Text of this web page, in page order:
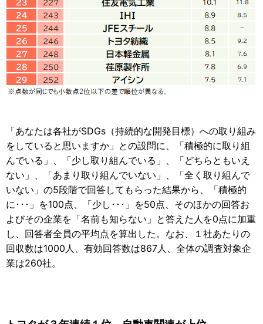
「あなたは各社がSDGs（持続的な開発目標）への取り組み
をしていると思いますか」との設問に、「積極的に取り組
んでいる」、「少し取り組んでいる」、「どちらともいえ
ない」、「あまり取り組んでいない」、「全く取り組んで
いない」の5段階で回答してもらった結果から、「積極的
に･･･」を100点、「少し･･･」を50点、そのほかの回答お
よびその企業を「名前も知らない」と答えた人を0点に加重
し、回答者全員の平均点を算出した。なお、１社あたりの
回収数は1000人、有効回答数は867人、全体の調査対象企
業は260社。